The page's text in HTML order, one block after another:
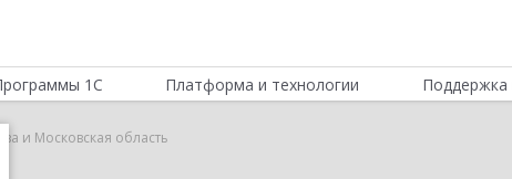
1С Платформа и технологии Поддержка
и Московская область